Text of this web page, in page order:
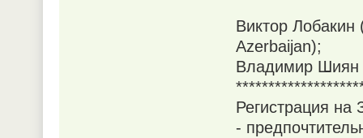
Виктор
Azerbaijan);
Владимир Шиян
Регистрация
-